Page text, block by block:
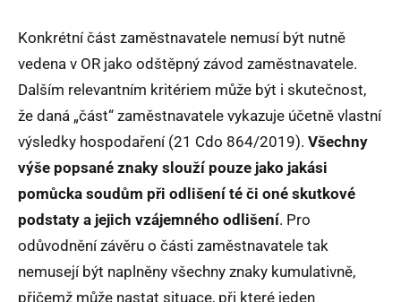
Konkrétní část zaměstnavatele nemusí být nutně
vedena v OR jako odštěpný závod zaměstnavatele.
Dalším relevantním kritériem může být i skutečnost,
že daná „část“ zaměstnavatele vykazuje účetně vlastní
výsledky hospodaření (21 Cdo 864/2019). Všechny
výše popsané znaky slouží pouze jako jakási
pomůcka soudům při odlišení té či oné skutkové
podstaty a jejich vzájemného odlišení. Pro
odůvodnění závěru o části zaměstnavatele tak
nemusejí být naplněny všechny znaky kumulativně,
přičemž může nastat situace, při které jeden